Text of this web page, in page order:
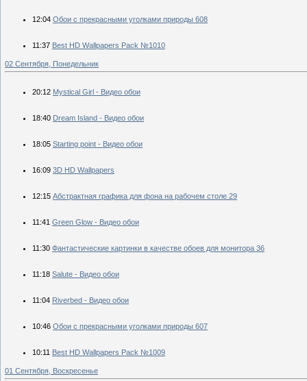
12:04 Обои с прекрасными уголками природы 608
11:37 Best HD Wallpapers Pack №1010
02 Сентября, Понедельник
20:12 Mystical Girl - Видео обои
18:40 Dream Island - Видео обои
18:05 Starting point - Видео обои
16:09 3D HD Wallpapers
12:15 Абстрактная графика для фона на рабочем столе 29
11:41 Green Glow - Видео обои
11:30 Фантастические картинки в качестве обоев для монитора 36
11:18 Salute - Видео обои
11:04 Riverbed - Видео обои
10:46 Обои с прекрасными уголками природы 607
10:11 Best HD Wallpapers Pack №1009
01 Сентября, Воскресенье